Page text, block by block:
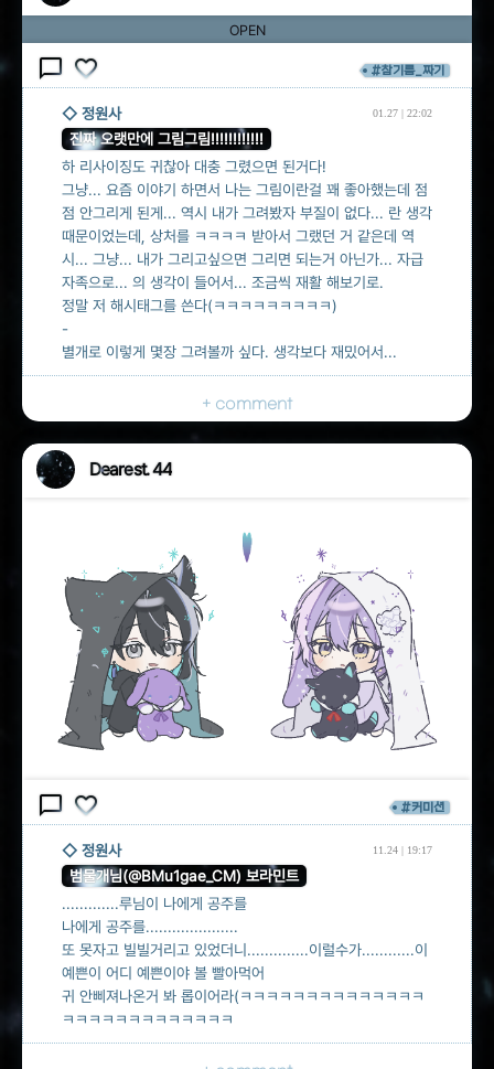
OPEN
chat_bubble_outline favorite_border #참기름_짜기
◇ 정원사 01.27 | 22:02
진짜 오랫만에 그림그림!!!!!!!!!!!!
하 리사이징도 귀찮아 대충 그렸으면 된거다!
그냥... 요즘 이야기 하면서 나는 그림이란걸 꽤 좋아했는데 점
점 안그리게 된게... 역시 내가 그려봤자 부질이 없다... 란 생각
때문이었는데, 상처를 ㅋㅋㅋㅋ 받아서 그랬던 거 같은데 역
시... 그냥... 내가 그리고싶으면 그리면 되는거 아닌가... 자급
자족으로... 의 생각이 들어서... 조금씩 재활 해보기로.
정말 저 해시태그를 쓴다(ㅋㅋㅋㅋㅋㅋㅋㅋㅋ)
-
별개로 이렇게 몇장 그려볼까 싶다. 생각보다 재밌어서...
+ comment
Dearest. 44
chat_bubble_outline favorite_border #커미션
◇ 정원사 11.24 | 19:17
범물개님(@BMu1gae_CM) 보라민트
.............루님이 나에게 공주를
나에게 공주를.....................
또 못자고 빌빌거리고 있었더니..............이럴수가............이
예쁜이 어디 예쁜이야 볼 빨아먹어
귀 안삐져나온거 봐 롭이어라(ㅋㅋㅋㅋㅋㅋㅋㅋㅋㅋㅋㅋㅋㅋ
ㅋㅋㅋㅋㅋㅋㅋㅋㅋㅋㅋㅋㅋ